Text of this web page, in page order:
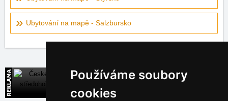
Používáme soubory
cookies
Ubytování na mapě - Salzbursko
České středohoří
Široká nabídka přímých kontaktů na ubytování